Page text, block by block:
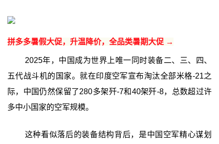
拼多多暑假大促，升温降价，全品类暑期大促 →
2025年，中国成为世界上唯一同时装备二、三、四、
五代战斗机的国家。就在印度空军宣布淘汰全部米格-21之
际，中国仍然保留了280多架歼-7和40架歼-8，总数超过许
多中小国家的空军规模。
这种看似落后的装备结构背后，是中国空军精心谋划